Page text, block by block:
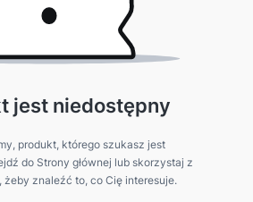
jest niedostępny
produkt, którego szukasz jest
do Strony głównej lub skorzystaj z
znaleźć to, co Cię interesuje.